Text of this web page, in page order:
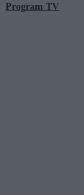
Program TV